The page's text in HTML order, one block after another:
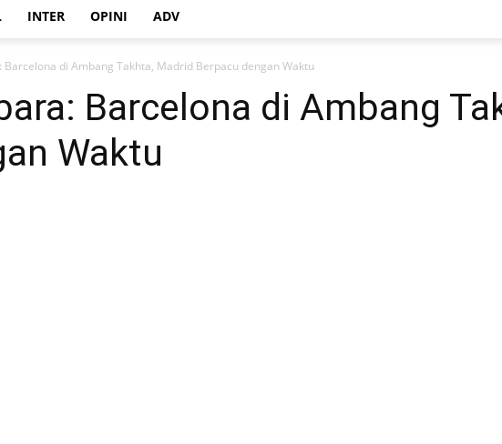
INTER OPINI ADV
Barcelona di Ambang Takhta, Madrid Berpacu dengan Waktu
Barcelona di Ambang
Waktu